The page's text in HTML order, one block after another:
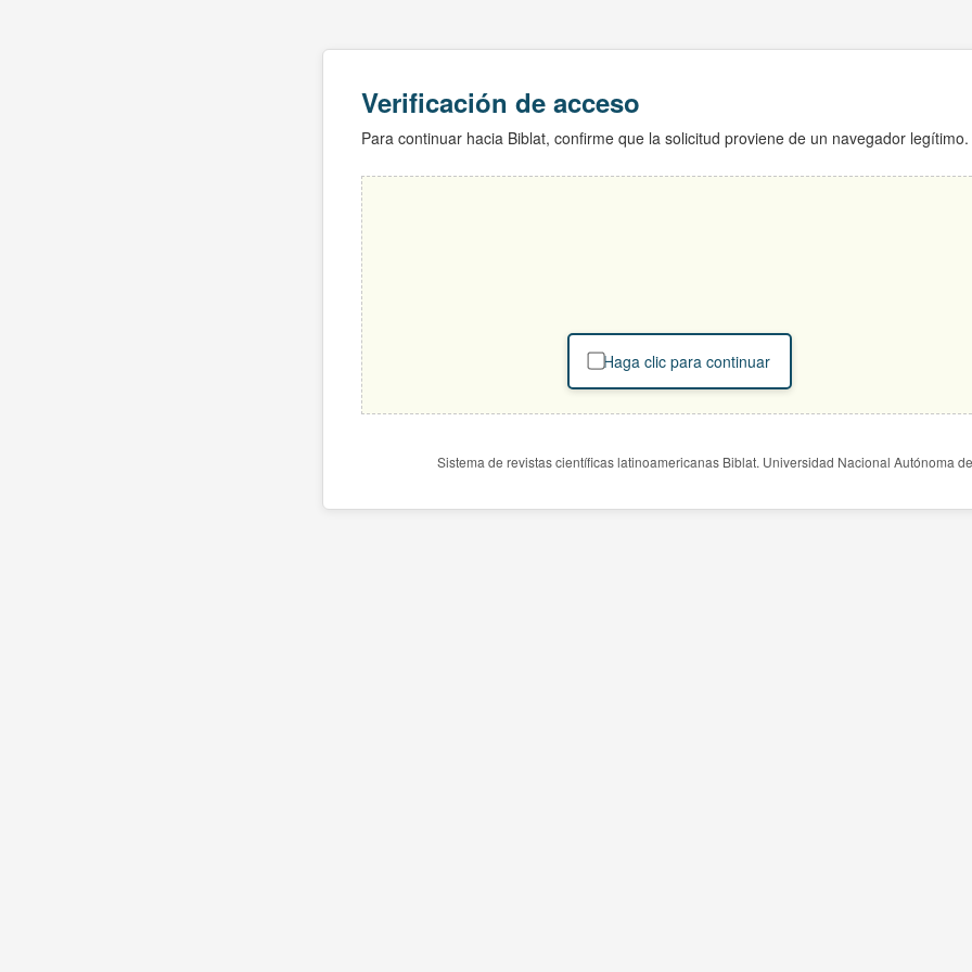
Verificación de acceso
Para continuar hacia Biblat, confirme que la solicitud proviene de un navegador legítimo.
Haga clic para continuar
Sistema de revistas científicas latinoamericanas Biblat. Universidad Nacional Autónoma